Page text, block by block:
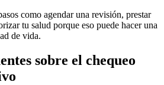
como agendar una revisión, prestar
tu salud porque eso puede hacer una
de vida.
sobre el chequeo